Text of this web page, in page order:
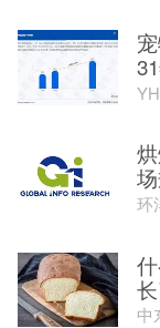
环
中